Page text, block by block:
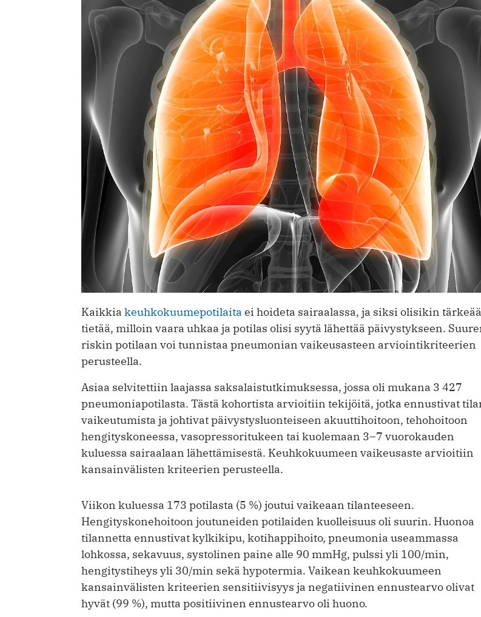
Kaikkia keuhkokuumepotilaita ei hoideta sairaalassa, ja siksi olisikin tärkeää
tietää, milloin vaara uhkaa ja potilas olisi syytä lähettää päivystykseen.
riskin potilaan voi tunnistaa pneumonian vaikeusasteen arviointikriteerien
perusteella.
Asiaa selvitettiin laajassa saksalaistutkimuksessa, jossa oli mukana 3 427
pneumoniapotilasta. Tästä kohortista arvioitiin tekijöitä, jotka ennustivat
vaikeutumista ja johtivat päivystysluonteiseen akuuttihoitoon, tehohoitoon
hengityskoneessa, vasopressoritukeen tai kuolemaan 3–7 vuorokauden
kuluessa sairaalaan lähettämisestä. Keuhkokuumeen vaikeusaste arvioitiin
kansainvälisten kriteerien perusteella.
Viikon kuluessa 173 potilasta (5 %) joutui vaikeaan tilanteeseen.
Hengityskonehoitoon joutuneiden potilaiden kuolleisuus oli suurin. Huonoa
tilannetta ennustivat kylkikipu, kotihappihoito, pneumonia useammassa
lohkossa, sekavuus, systolinen paine alle 90 mmHg, pulssi yli 100/min,
hengitystiheys yli 30/min sekä hypotermia. Vaikean keuhkokuumeen
kansainvälisten kriteerien sensitiivisyys ja negatiivinen ennustearvo olivat
hyvät (99 %), mutta positiivinen ennustearvo oli huono.